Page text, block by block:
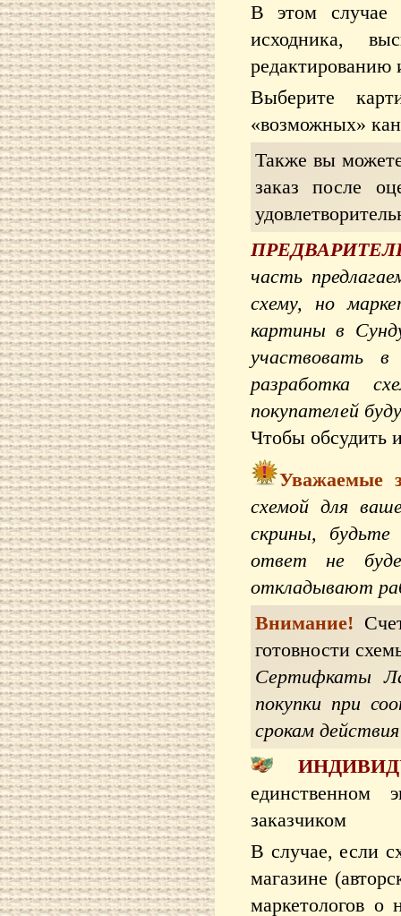
В этом случае
исходника,
редактированию
Выберите
«возможных»
Также вы
заказ после
часть
схему, но
картины в
участвовать
разработка
покупателей
Чтобы обсудить
Уважаемые
схемой для
скрины,
ответ не
откладывают
Внимание!
готовности
Сертифкаты
покупки при
срокам
единственном
заказчиком
В случае, если
магазине
маркетологов о